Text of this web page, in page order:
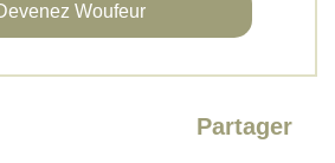
Woufeur
Partager